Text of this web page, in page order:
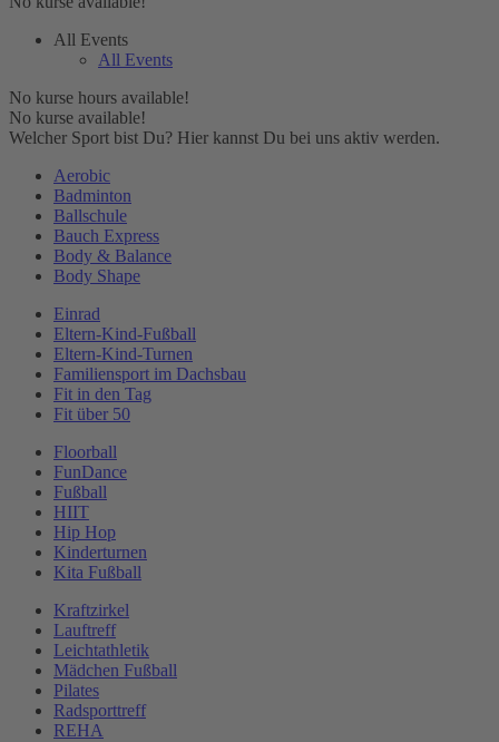
All Events
All Events
No kurse hours available!
No kurse available!
Welcher Sport bist Du? Hier kannst Du bei uns aktiv werden.
Aerobic
Badminton
Ballschule
Bauch Express
Body & Balance
Body Shape
Einrad
Eltern-Kind-Fußball
Eltern-Kind-Turnen
Familiensport im Dachsbau
Fit in den Tag
Fit über 50
Floorball
FunDance
Fußball
HIIT
Hip Hop
Kinderturnen
Kita Fußball
Kraftzirkel
Lauftreff
Leichtathletik
Mädchen Fußball
Pilates
Radsporttreff
REHA